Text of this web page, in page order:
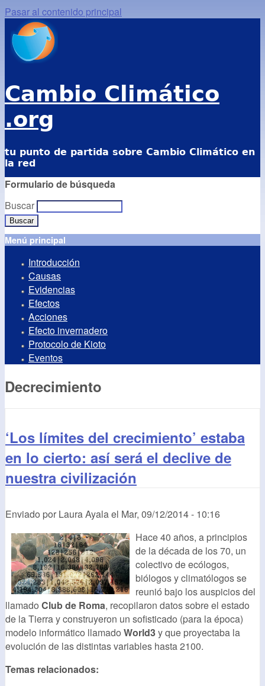
Pasar al contenido principal
Cambio Climático
.org
tu punto de partida sobre Cambio Climático en
la red
Formulario de búsqueda
Buscar
Menú principal
Introducción
Causas
Evidencias
Efectos
Acciones
Efecto invernadero
Protocolo de Kioto
Eventos
Decrecimiento
‘Los límites del crecimiento’ estaba
en lo cierto: así será el declive de
nuestra civilización
Enviado por Laura Ayalael Mar, 09/12/2014 - 10:16
Hace 40 años, a principios
de la década de los 70, un
colectivo de ecólogos,
biólogos y climatólogos se
reunió bajo los auspicios del
llamado Club de Roma, recopilaron datos sobre el estado
de la Tierra y construyeron un sofisticado (para la época)
modelo informático llamado World3y que proyectaba la
evolución de las distintas variables hasta 2100.
Temas relacionados: